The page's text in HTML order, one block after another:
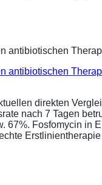
antibiotischen
direkten
nach 7 Tagen
Fosfomycin in
Erstlinientherapie